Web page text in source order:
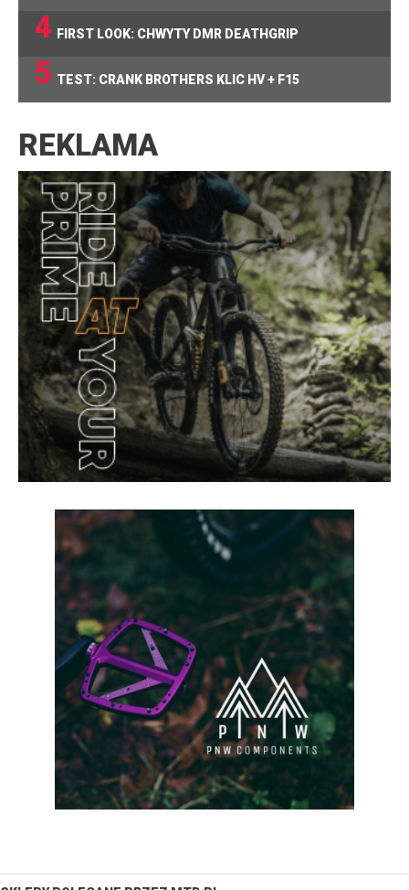
4 FIRST LOOK: CHWYTY DMR DEATHGRIP
5 TEST: CRANK BROTHERS KLIC HV + F15
REKLAMA